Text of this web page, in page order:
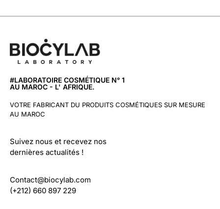
#LABORATOIRE COSMÉTIQUE N° 1
AU MAROC - L' AFRIQUE.
VOTRE FABRICANT DU PRODUITS COSMÉTIQUES SUR MESURE
AU MAROC
Suivez nous et recevez nos
dernières actualités !
Contact@biocylab.com
(+212) 660 897 229